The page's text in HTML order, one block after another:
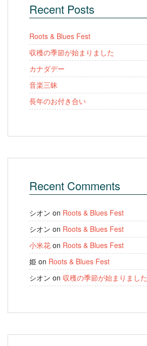
Recent Posts
Roots & Blues Fest
収穫の季節が始まりました
カナダデー
音楽三昧
長年のお付き合い
Recent Comments
シオン on Roots & Blues Fest
シオン on Roots & Blues Fest
小米花 on Roots & Blues Fest
姫 on Roots & Blues Fest
シオン on 収穫の季節が始まりました